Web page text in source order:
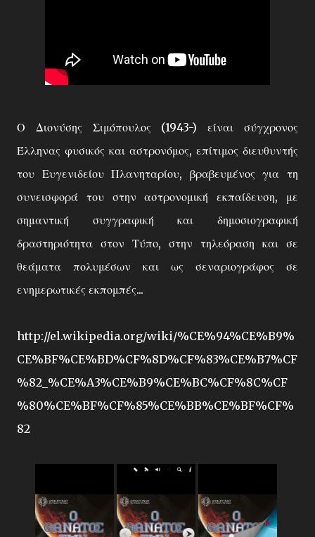
Ο Διονύσης Σιμόπουλος (1943-) είναι σύγχρονος
Έλληνας φυσικός και αστρονόμος, επίτιμος διευθυντής
του Ευγενιδείου Πλανηταρίου, βραβευμένος για τη
συνεισφορά του στην αστρονομική εκπαίδευση, με
σημαντική συγγραφική και δημοσιογραφική
δραστηριότητα στον Τύπο, στην τηλεόραση και σε
θεάματα πολυμέσων και ως σεναριογράφος σε
ενημερωτικές εκπομπές...
http://el.wikipedia.org/wiki/%CE%94%CE%B9%
CE%BF%CE%BD%CF%8D%CF%83%CE%B7%CF
%82_%CE%A3%CE%B9%CE%BC%CF%8C%CF
%80%CE%BF%CF%85%CE%BB%CE%BF%CF%
82